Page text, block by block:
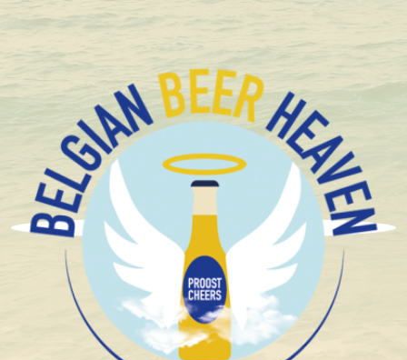
+1.600 Belgische speciaalbieren in stock
Duvel Moortgat
Duvel 666 33Cl
6%alcohol Blond Hoge Gisting
Speciaal bier/Abdijbier
€ 2,13